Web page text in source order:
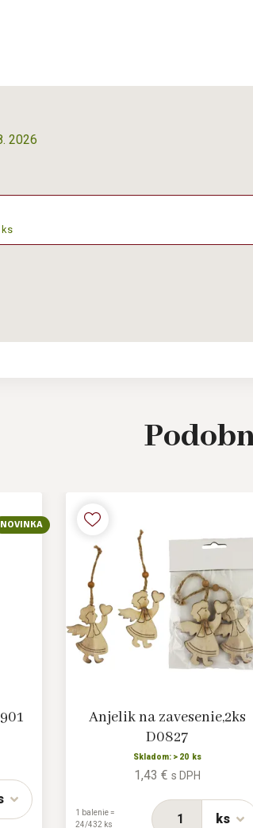
2026
ks
NOVINKA
Anjelik na zavesenie,2ks
D0827
Skladom: > 20 ks
1,43 € s DPH
ks
1 balenie =
24/432 ks